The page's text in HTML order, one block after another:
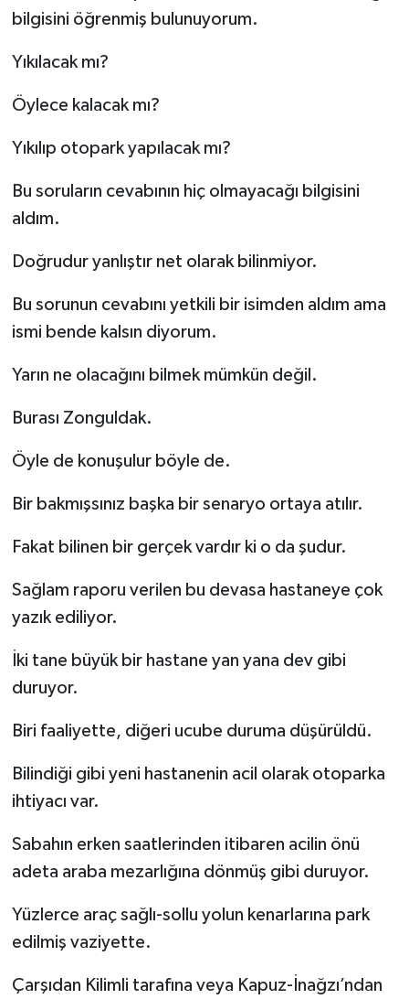
bilgisini öğrenmiş bulunuyorum.
Yıkılacak mı?
Öylece kalacak mı?
Yıkılıp otopark yapılacak mı?
Bu soruların cevabının hiç olmayacağı bilgisini
aldım.
Doğrudur yanlıştır net olarak bilinmiyor.
Bu sorunun cevabını yetkili bir isimden aldım ama
ismi bende kalsın diyorum.
Yarın ne olacağını bilmek mümkün değil.
Burası Zonguldak.
Öyle de konuşulur böyle de.
Bir bakmışsınız başka bir senaryo ortaya atılır.
Fakat bilinen bir gerçek vardır ki o da şudur.
Sağlam raporu verilen bu devasa hastaneye çok
yazık ediliyor.
İki tane büyük bir hastane yan yana dev gibi
duruyor.
Biri faaliyette, diğeri ucube duruma düşürüldü.
Bilindiği gibi yeni hastanenin acil olarak otoparka
ihtiyacı var.
Sabahın erken saatlerinden itibaren acilin önü
adeta araba mezarlığına dönmüş gibi duruyor.
Yüzlerce araç sağlı-sollu yolun kenarlarına park
edilmiş vaziyette.
Çarşıdan Kilimli tarafına veya Kapuz-İnağzı’ndan